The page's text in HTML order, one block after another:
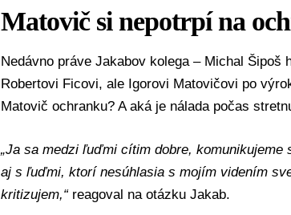
Matovič si nepotrpí na
Nedávno práve Jakabov kolega – Michal Šipoš
Robertovi Ficovi, ale Igorovi Matovičovi po
Matovič ochranku? A aká je nálada počas
„Ja sa medzi ľuďmi cítim dobre,
aj s ľuďmi, ktorí nesúhlasia s mojím videním
kritizujem,“reagoval na otázku Jakab.